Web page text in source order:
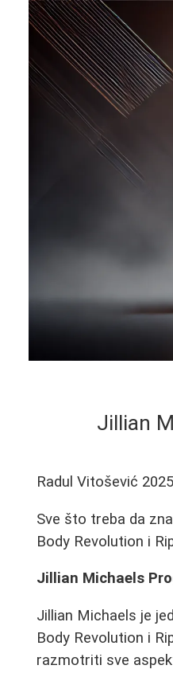
Jillian
Radul Vitošević
Sve što treba da
Body Revolution i
Jillian Michaels
Jillian Michaels je
Body Revolution i
razmotriti sve